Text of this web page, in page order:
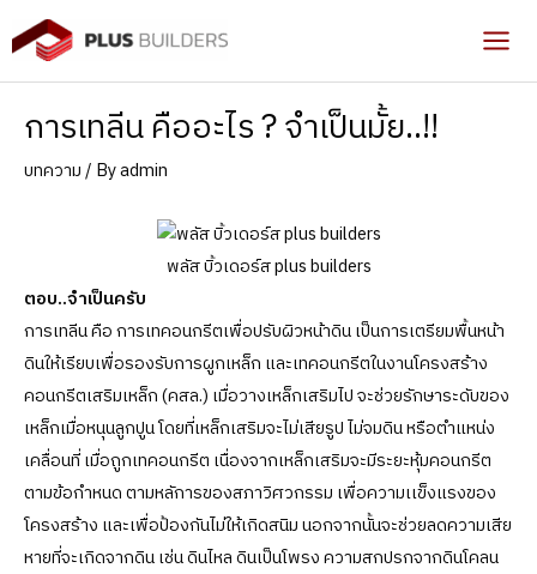
to
content
การเทลีน คืออะไร ? จำเป็นมั้ย..!!
บทความ/ Byadmin
พลัส บิ้วเดอร์ส plus builders
ตอบ..จำเป็นครับ
การเทลีน คือ การเทคอนกรีตเพื่อปรับผิวหน้าดิน เป็นการเตรียมพื้นหน้า
ดินให้เรียบเพื่อรองรับการผูกเหล็ก และเทคอนกรีตในงานโครงสร้าง
คอนกรีตเสริมเหล็ก (คสล.) เมื่อวางเหล็กเสริมไป จะช่วยรักษาระดับของ
เหล็กเมื่อหนุนลูกปูน โดยที่เหล็กเสริมจะไม่เสียรูป ไม่จมดิน หรือตำแหน่ง
เคลื่อนที่ เมื่อถูกเทคอนกรีต เนื่องจากเหล็กเสริมจะมีระยะหุ้มคอนกรีต
ตามข้อกำหนด ตามหลัการของสภาวิศวกรรม เพื่อความเเข็งแรงของ
โครงสร้าง และเพื่อป้องกันไม่ให้เกิดสนิม นอกจากนั้นจะช่วยลดความเสีย
หายที่จะเกิดจากดิน เช่น ดินไหล ดินเป็นโพรง ความสกปรกจากดินโคลน